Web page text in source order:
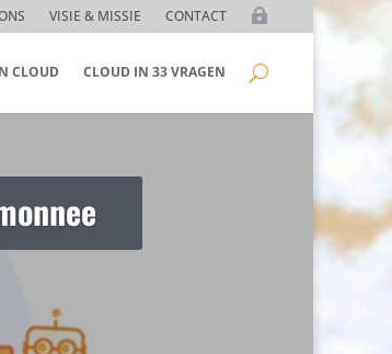
VISIE & MISSIE CONTACT
CLOUD CLOUD IN 33 VRAGEN